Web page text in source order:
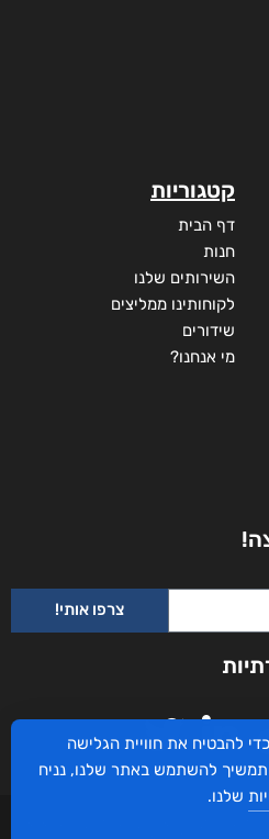
קטגוריות
דף הבית
חנות
השירותים שלנו
לקוחותינו ממליצים
שידורים
מי אנחנו?
צרפו אותי!
שמורות. בוקסאי טכנולוגיות בע"מ שד אבא
להבטיח את חוויית הגלישה
להשתמש באתר שלנו, נניח
שלנו.